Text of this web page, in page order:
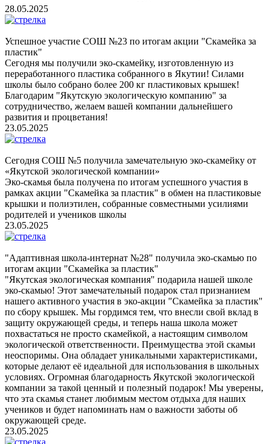
28.05.2025
Успешное участие СОШ №23 по итогам акции "Скамейка за
пластик"
Сегодня мы получили эко-скамейку, изготовленную из
переработанного пластика собранного в Якутии! Силами
школы было собрано более 200 кг пластиковых крышек!
Благодарим "Якутскую экологическую компанию" за
сотрудничество, желаем вашей компании дальнейшего
развития и процветания!
23.05.2025
Сегодня СОШ №5 получила замечательную эко-скамейку от
«Якутской экологической компании»
Эко-скамья была получена по итогам успешного участия в
рамках акции "Скамейка за пластик" в обмен на пластиковые
крышки и полиэтилен, собранные совместными усилиями
родителей и учеников школы
23.05.2025
"Адаптивная школа-интернат №28" получила эко-скамью по
итогам акции "Скамейка за пластик"
"Якутская экологическая компания" подарила нашей школе
эко-скамью! Этот замечательный подарок стал признанием
нашего активного участия в эко-акции "Скамейка за пластик"
по сбору крышек. Мы гордимся тем, что внесли свой вклад в
защиту окружающей среды, и теперь наша школа может
похвастаться не просто скамейкой, а настоящим символом
экологической ответственности. Преимущества этой скамьи
неоспоримы. Она обладает уникальными характеристиками,
которые делают её идеальной для использования в школьных
условиях. Огромная благодарность Якутской экологической
компании за такой ценный и полезный подарок! Мы уверены,
что эта скамья станет любимым местом отдыха для наших
учеников и будет напоминать нам о важности заботы об
окружающей среде.
23.05.2025